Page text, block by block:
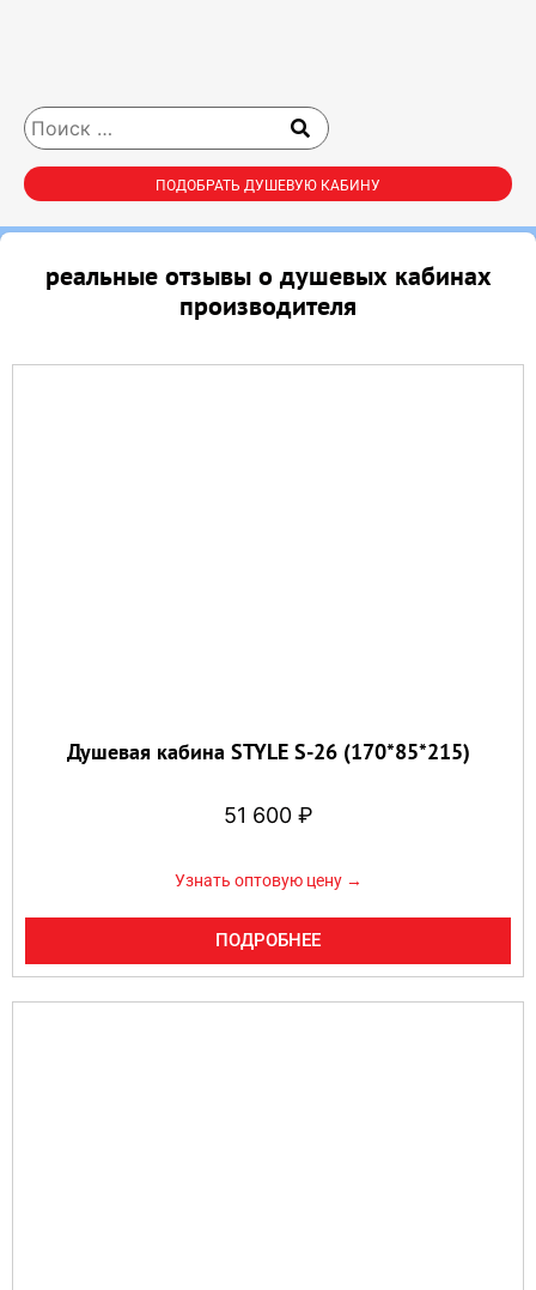
ПОДОБРАТЬ ДУШЕВУЮ КАБИНУ
реальные отзывы о душевых кабинах
производителя
Душевая кабина STYLE S-26 (170*85*215)
51 600 ₽
Узнать оптовую цену →
ПОДРОБНЕЕ